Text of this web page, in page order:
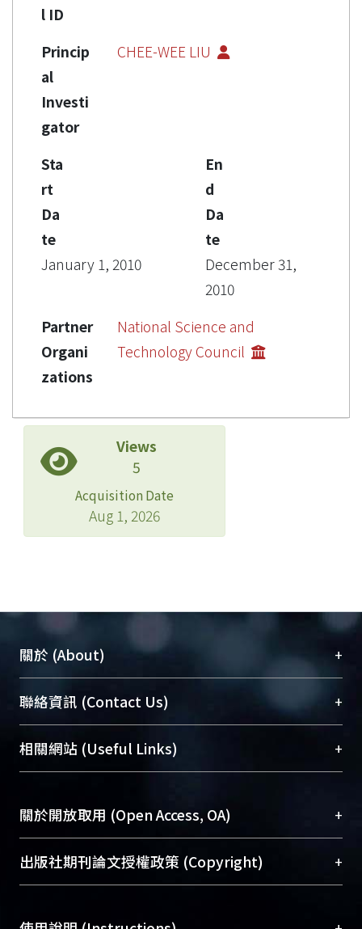
l ID
Princip
al
Investi
gator
CHEE-WEE LIU
Sta
rt
Da
te
January 1, 2010
En
d
Da
te
December 31,
2010
Partner
Organi
zations
National Science and
Technology Council
Views
5
Acquisition Date
Aug 1, 2026
關於 (About) +
臺大位居世界頂尖大學之列，為永久珍藏及向國際
展現本校豐碩的研究成果及學術能量，圖書館整合
機構典藏（NTUR）與學術庫（AH）不同功能平
台，成為臺大學術典藏NTU scholars。期能整合研
成果。
To permanently archive and promote researcher
profiles and scholarly works, Library integrates the
services of “NTU Repository” with “Academic
聯絡資訊 (Contact Us) +
總館學科館員(Main Library)
醫學圖書館學科館員(Medical Library)
Sciences Library)
相關網站 (Useful Links) +
關於開放取用 (Open Access, OA) +
開放取用是從使用者角度提升資訊取用性的社會運
動，應用在學術研究上是透過將研究著作公開供使
用逐年攀升。同時可加速研究發展、提升研究影響
出版社期刊論文授權政策 (Copyright) +